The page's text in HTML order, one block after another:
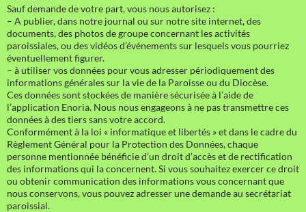
Sauf demande de votre part, vous nous autorisez :
– A publier, dans notre journal ou sur notre site internet, des
documents, des photos de groupe concernant les activités
paroissiales, ou des vidéos d’événements sur lesquels vous pourriez
éventuellement figurer.
– à utiliser vos données pour vous adresser périodiquement des
informations générales sur la vie de la Paroisse ou du Diocèse.
Ces données sont stockées de manière sécurisée à l’aide de
l’application Enoria. Nous nous engageons à ne pas transmettre ces
données à des tiers sans votre accord.
Conformément à la loi « informatique et libertés » et dans le cadre du
Règlement Général pour la Protection des Données, chaque
personne mentionnée bénéficie d’un droit d’accès et de rectification
des informations qui la concernent. Si vous souhaitez exercer ce droit
ou obtenir communication des informations vous concernant que
nous conservons, vous pouvez adresser une demande au secrétariat
paroissial.